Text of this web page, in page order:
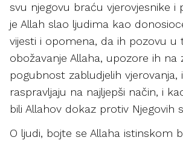
svu njegovu braću vjerovjesnike i
je Allah slao ljudima kao
vijesti i opomena, da ih pozovu u
obožavanje Allaha, upozore ih na
pogubnost zabludjelih vjerovanja,
raspravljaju na najljepši način, i
bili Allahov dokaz protiv Njegovih
O ljudi, bojte se Allaha istinskom